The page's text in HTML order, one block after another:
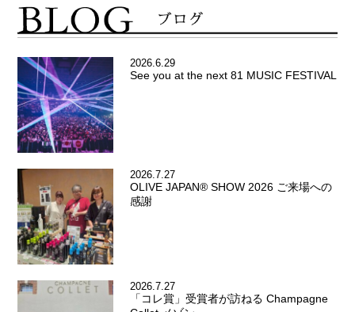
2026.6.29
See you at the next 81 MUSIC FESTIVAL
2026.7.27
OLIVE JAPAN® SHOW 2026 ご来場への
感謝
2026.7.27
「コレ賞」受賞者が訪ねる Champagne